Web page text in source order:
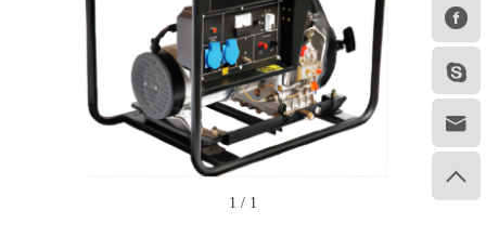




1 / 1